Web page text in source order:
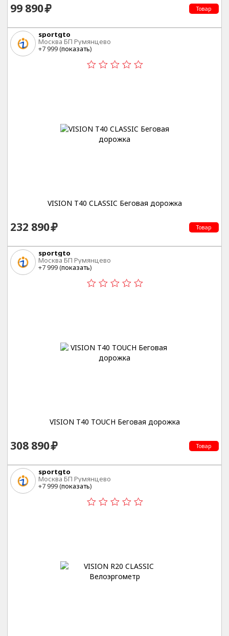
99 890 Товар
sportgto
Москва БП Румянцево
+7 999 (показать)
VISION T40 CLASSIC Беговая дорожка
232 890 Товар
sportgto
Москва БП Румянцево
+7 999 (показать)
VISION T40 TOUCH Беговая дорожка
308 890 Товар
sportgto
Москва БП Румянцево
+7 999 (показать)